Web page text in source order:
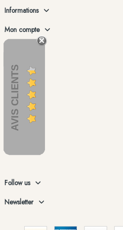
Informations
Mon compte
AVIS CLIENTS
Follow us
Newsletter